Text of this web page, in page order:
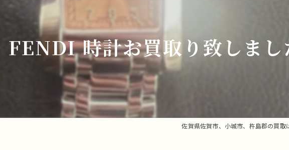
ダイヤモンド・宝石類
時計・ブランド品
FENDI 時計お買取り致しまし
佐賀県佐賀市、小城市、杵島郡の買取